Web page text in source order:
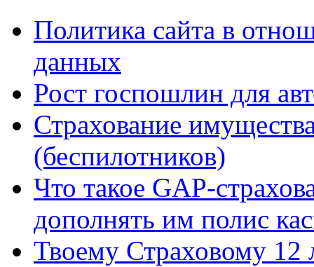
Политика сайта в
данных
Рост госпошлин для
Страхование
(беспилотников)
Что такое GAP-
дополнять им полис
Твоему Страховому 12